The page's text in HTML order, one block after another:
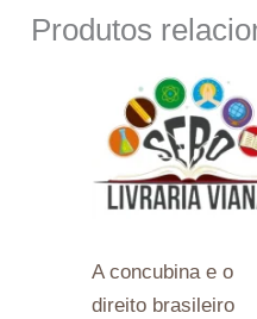
Produtos
A concubina e o
direito brasileiro